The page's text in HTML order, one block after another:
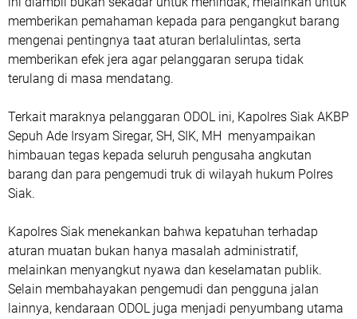
memberikan pemahaman kepada para pengangkut barang
mengenai pentingnya taat aturan berlalulintas, serta
memberikan efek jera agar pelanggaran serupa tidak
terulang di masa mendatang.
Terkait maraknya pelanggaran ODOL ini, Kapolres Siak AKBP
Sepuh Ade Irsyam Siregar, SH, SIK, MH menyampaikan
himbauan tegas kepada seluruh pengusaha angkutan
barang dan para pengemudi truk di wilayah hukum Polres
Siak.
Kapolres Siak menekankan bahwa kepatuhan terhadap
aturan muatan bukan hanya masalah administratif,
melainkan menyangkut nyawa dan keselamatan publik.
Selain membahayakan pengemudi dan pengguna jalan
lainnya, kendaraan ODOL juga menjadi penyumbang utama